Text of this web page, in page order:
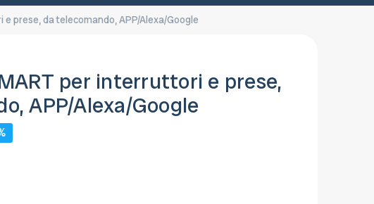
prese, da telecomando, APP/Alexa/Google
per interruttori e prese,
APP/Alexa/Google